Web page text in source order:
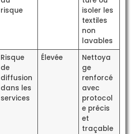
risque
isoler les
textiles
non
lavables
Risque
de
diffusion
dans les
services
Élevée
Nettoya
ge
renforcé
avec
protocol
e précis
et
traçable